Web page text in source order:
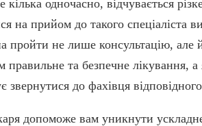
кілька одночасно, відчувається
на прийом до такого
пройти не лише консультацію, але
правильне та безпечне
звернутися до фахівця
допоможе вам уникнути